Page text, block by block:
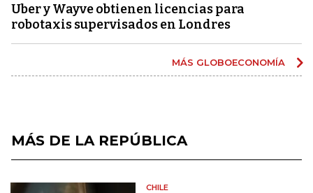
Uber y Wayve obtienen licencias para
robotaxis supervisados ​​en Londres
MÁS GLOBOECONOMÍA
MÁS DE LA REPÚBLICA
CHILE